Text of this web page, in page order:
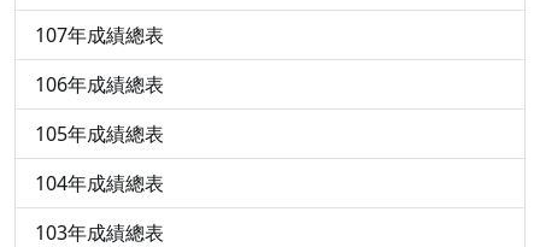
107年成績總表
106年成績總表
105年成績總表
104年成績總表
103年成績總表